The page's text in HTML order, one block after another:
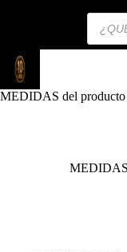
MEDIDAS del producto